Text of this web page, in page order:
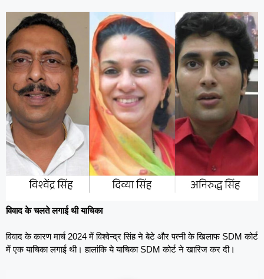
विवाद के चलते लगाई थी याचिका
विवाद के कारण मार्च 2024 में विश्वेन्द्र सिंह ने बेटे और पत्नी के खिलाफ SDM कोर्ट
में एक याचिका लगाई थी। हालांकि ये याचिका SDM कोर्ट ने खारिज कर दी।